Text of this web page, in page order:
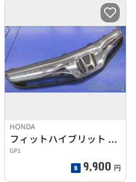
HONDA
フィットハイブリット GP1 前期
GP1
9,900 円